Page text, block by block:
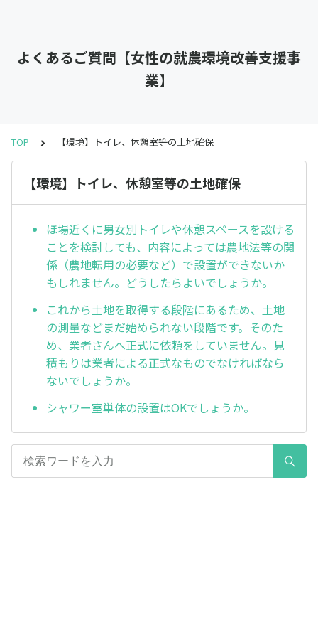
よくあるご質問【女性の就農環境改善支援事
業】
TOP 【環境】トイレ、休憩室等の土地確保
【環境】トイレ、休憩室等の土地確保
ほ場近くに男女別トイレや休憩スペースを設ける
ことを検討しても、内容によっては農地法等の関
係（農地転用の必要など）で設置ができないか
もしれません。どうしたらよいでしょうか。
これから土地を取得する段階にあるため、土地
の測量などまだ始められない段階です。そのた
め、業者さんへ正式に依頼をしていません。見
積もりは業者による正式なものでなければなら
ないでしょうか。
シャワー室単体の設置はOKでしょうか。